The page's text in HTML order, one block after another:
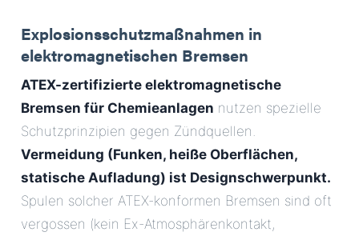
Explosionsschutzmaßnahmen in
elektromagnetischen Bremsen
ATEX-zertifizierte elektromagnetische
Bremsen für Chemieanlagen nutzen spezielle
Schutzprinzipien gegen Zündquellen.
Vermeidung (Funken, heiße Oberflächen,
statische Aufladung) ist Designschwerpunkt.
Spulen solcher ATEX-konformen Bremsen sind oft
vergossen (kein Ex-Atmosphärenkontakt,